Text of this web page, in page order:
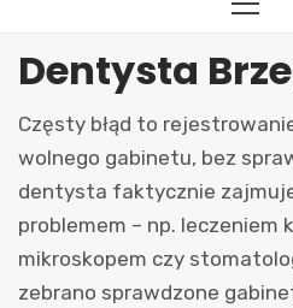
Dentysta
Częsty błąd to
wolnego gabinetu, bez
dentysta faktycznie
problemem – np. leczeniem
mikroskopem czy
zebrano sprawdzone